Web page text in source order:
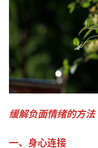
点
音
高
僧
访
谈
心
缓解负面情绪的方法
一、身心连接